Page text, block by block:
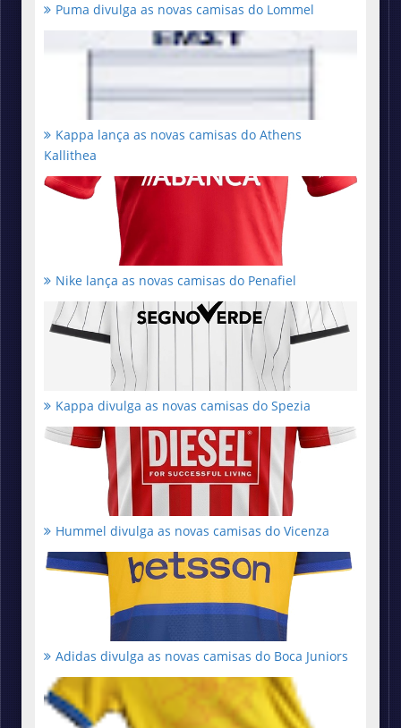
Puma divulga as novas camisas do Lommel
Kappa lança as novas camisas do Athens
Kallithea
Nike lança as novas camisas do Penafiel
Kappa divulga as novas camisas do Spezia
Hummel divulga as novas camisas do Vicenza
Adidas divulga as novas camisas do Boca Juniors